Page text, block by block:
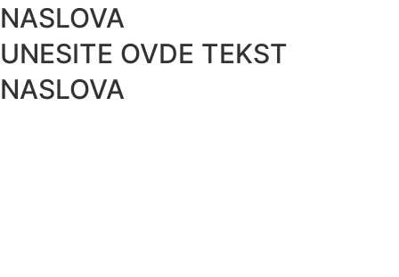
NASLOVA
UNESITE OVDE TEKST
NASLOVA